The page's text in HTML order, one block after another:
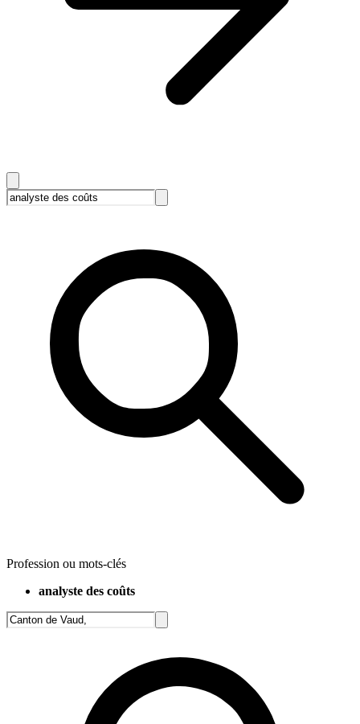
Profession ou mots-clés
analyste des coûts